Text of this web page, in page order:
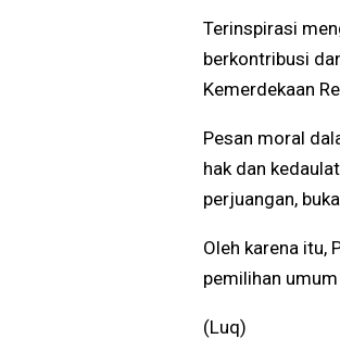
Terinspirasi
berkontribusi
Kemerdekaan
Pesan moral
hak dan
perjuangan,
Oleh karena itu,
pemilihan
(Luq)